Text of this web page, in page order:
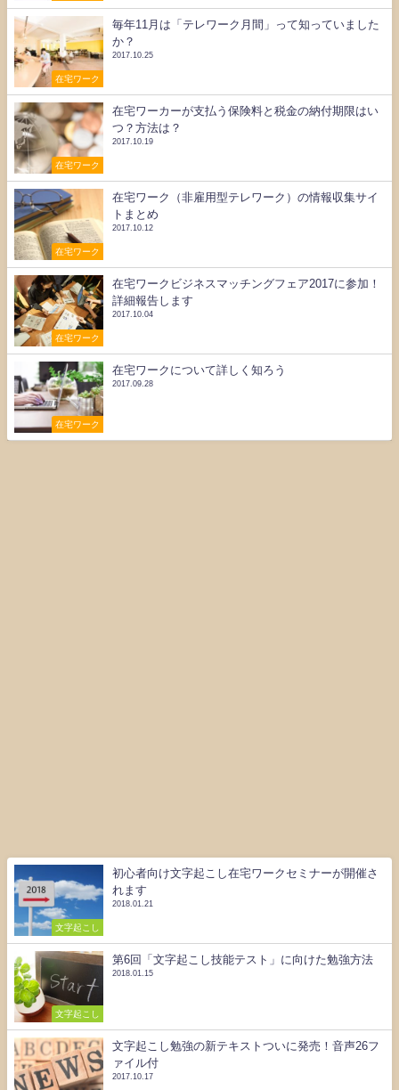
在宅ワーク
毎年11月は「テレワーク月間」って知っていました
か？
2017.10.25
在宅ワーク
在宅ワーカーが支払う保険料と税金の納付期限はい
つ？方法は？
2017.10.19
在宅ワーク
在宅ワーク（非雇用型テレワーク）の情報収集サイ
トまとめ
2017.10.12
在宅ワーク
在宅ワークビジネスマッチングフェア2017に参加！
詳細報告します
2017.10.04
在宅ワーク
在宅ワークについて詳しく知ろう
2017.09.28
文字起こし
初心者向け文字起こし在宅ワークセミナーが開催さ
れます
2018.01.21
文字起こし
第6回「文字起こし技能テスト」に向けた勉強方法
2018.01.15
文字起こし勉強の新テキストついに発売！音声26フ
ァイル付
2017.10.17